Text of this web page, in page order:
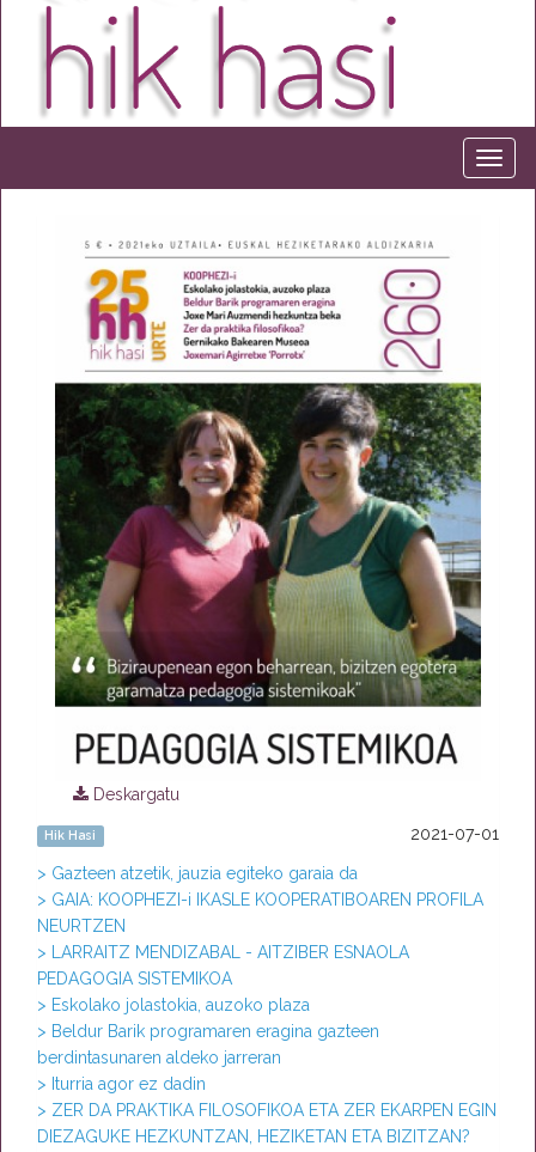
Deskargatu
Hik Hasi 2021-07-01
> Gazteen atzetik, jauzia egiteko garaia da
> GAIA: KOOPHEZI-i IKASLE KOOPERATIBOAREN PROFILA
NEURTZEN
> LARRAITZ MENDIZABAL - AITZIBER ESNAOLA
PEDAGOGIA SISTEMIKOA
> Eskolako jolastokia, auzoko plaza
> Beldur Barik programaren eragina gazteen
berdintasunaren aldeko jarreran
> Iturria agor ez dadin
> ZER DA PRAKTIKA FILOSOFIKOA ETA ZER EKARPEN EGIN
DIEZAGUKE HEZKUNTZAN, HEZIKETAN ETA BIZITZAN?